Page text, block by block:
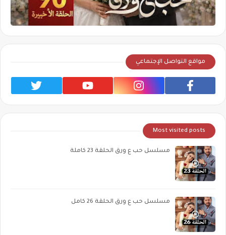
مواقع التواصل الإجتماعي
Most visited posts
مسلسل حب ع ورق الحلقة 23 كاملة
مسلسل حب ع ورق الحلقة 26 كامل